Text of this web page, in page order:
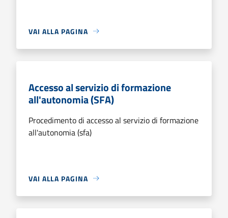
VAI ALLA PAGINA
Accesso al servizio di formazione
all'autonomia (SFA)
Procedimento di accesso al servizio di formazione
all'autonomia (sfa)
VAI ALLA PAGINA